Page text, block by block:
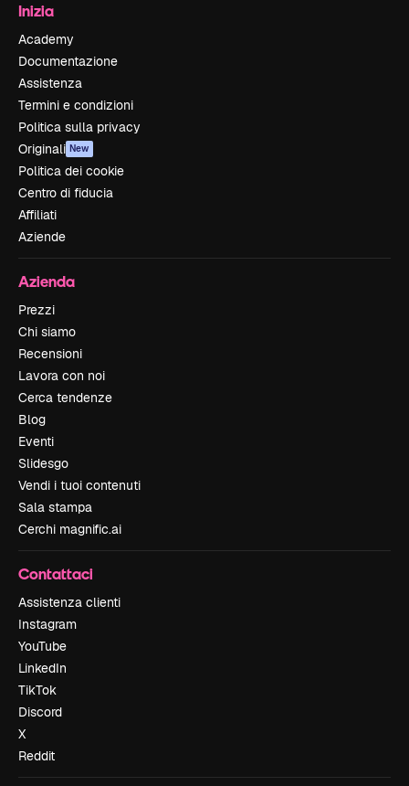
Inizia
Academy
Documentazione
Assistenza
Termini e condizioni
Politica sulla privacy
Originali New
Politica dei cookie
Centro di fiducia
Affiliati
Aziende
Azienda
Prezzi
Chi siamo
Recensioni
Lavora con noi
Cerca tendenze
Blog
Eventi
Slidesgo
Vendi i tuoi contenuti
Sala stampa
Cerchi magnific.ai
Contattaci
Assistenza clienti
Instagram
YouTube
LinkedIn
TikTok
Discord
X
Reddit